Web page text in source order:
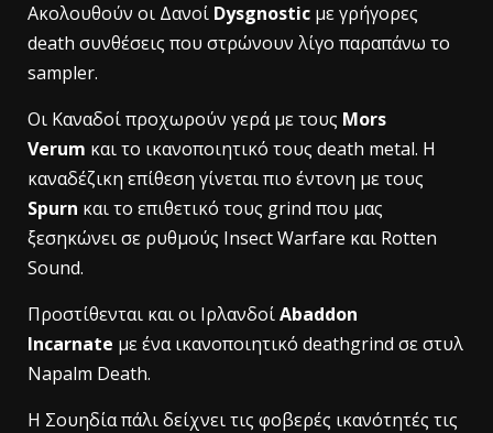
Ακολουθούν οι Δανοί Dysgnostic με γρήγορες
death συνθέσεις που στρώνουν λίγο παραπάνω το
sampler.
Οι Καναδοί προχωρούν γερά με τους Mors
Verum και το ικανοποιητικό τους death metal. Η
καναδέζικη επίθεση γίνεται πιο έντονη με τους
Spurn και το επιθετικό τους grind που μας
ξεσηκώνει σε ρυθμούς Insect Warfare και Rotten
Sound.
Προστίθενται και οι ΙρλανδοίAbaddon
Incarnate με ένα ικανοποιητικό deathgrind σε στυλ
Napalm Death.
Η Σουηδία πάλι δείχνει τις φοβερές ικανότητές τις